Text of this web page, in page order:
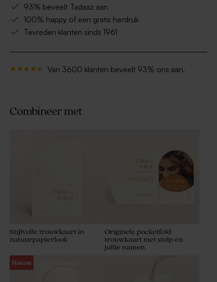
93% beveelt Tadaaz aan
100% happy of een gratis herdruk
Tevreden klanten sinds 1961
Van 3600 klanten beveelt 93% ons aan.
Combineer met
Stijlvolle trouwkaart in
natuurpapierlook
Originele pocketfold
trouwkaart met stolp en
jullie namen
Nieuw